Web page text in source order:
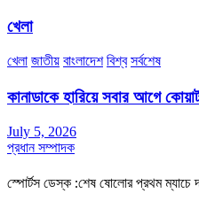
খেলা
খেলা জাতীয় বাংলাদেশ বিশ্ব সর্বশেষ
কানাডাকে হারিয়ে সবার আগে
July 5, 2026
প্রধান সম্পাদক
স্পোর্টস ডেস্ক :শেষ ষোলোর প্রথম ম্যাচে